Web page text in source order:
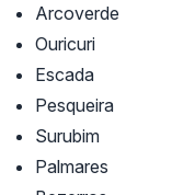
Arcoverde
Ouricuri
Escada
Pesqueira
Surubim
Palmares